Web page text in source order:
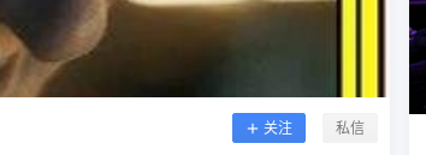
关注 私信